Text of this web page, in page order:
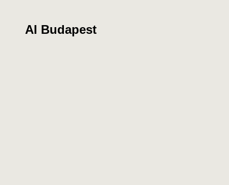
AI Budapest